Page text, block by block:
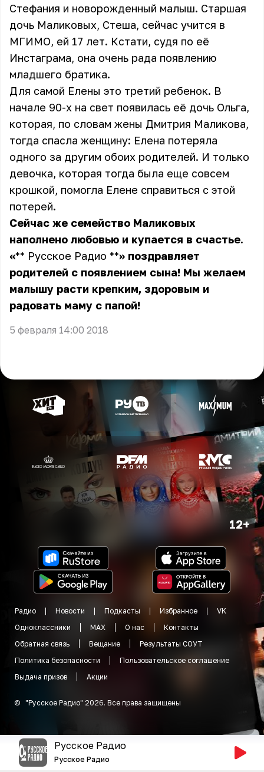
Стефания и новорожденный малыш. Старшая
дочь Маликовых, Стеша, сейчас учится в
МГИМО, ей 17 лет. Кстати, судя по её
Инстаграма, она очень рада появлению
младшего братика.
Для самой Елены это третий ребенок. В
начале 90-х на свет появилась её дочь Ольга,
которая, по словам жены Дмитрия Маликова,
тогда спасла женщину: Елена потеряла
одного за другим обоих родителей. И только
девочка, которая тогда была еще совсем
крошкой, помогла Елене справиться с этой
потерей.
Сейчас же семейство Маликовых
наполнено любовью и купается в счастье.
«** Русское Радио **» поздравляет
родителей с появлением сына! Мы желаем
малышу расти крепким, здоровым и
радовать маму с папой!
5 февраля 14:00 2018
12+
Радио Новости Подкасты Избранное
VK
Одноклассники
MAX О нас
Контакты
Обратная связь
Вещание
Результаты СОУТ
Политика безопасности
Пользовательское соглашение
Выдача призов
Акции
© "Русское Радио" 2026. Все права защищены
Русское Радио
Русское Радио